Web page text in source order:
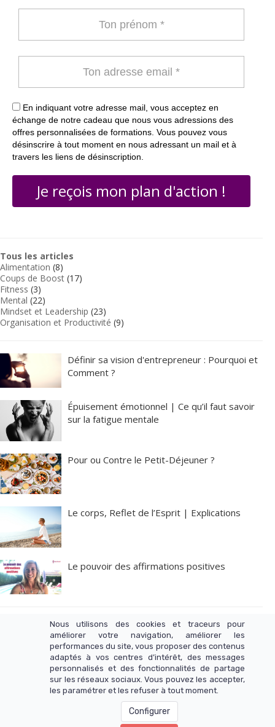
En indiquant votre adresse mail, vous acceptez en
échange de notre cadeau que nous vous adressions des
offres personnalisées de formations. Vous pouvez vous
désinscrire à tout moment en nous adressant un mail et à
travers les liens de désinscription.
Je reçois mon plan d'action !
Tous les articles
Alimentation (8)
Coups de Boost (17)
Fitness (3)
Mental (22)
Mindset et Leadership (23)
Organisation et Productivité (9)
Définir sa vision d'entrepreneur : Pourquoi et
Comment ?
Épuisement émotionnel | Ce qu’il faut savoir
sur la fatigue mentale
Pour ou Contre le Petit-Déjeuner ?
Le corps, Reflet de l’Esprit | Explications
Le pouvoir des affirmations positives
Copyright 2022 - INGUZ SAS - Tous droits réservés. |
Mentions légales
Nous utilisons des cookies et traceurs pour
améliorer votre navigation, améliorer les
performances du site, vous proposer des contenus
adaptés à vos centres d’intérêt, des messages
personnalisés et des fonctionnalités de partage
sur les réseaux sociaux. Vous pouvez les accepter,
les paramétrer et les refuser à tout moment.
Configurer